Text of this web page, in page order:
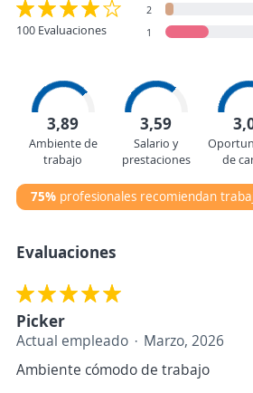
100 Evaluaciones
2
1
3,89
Ambiente de
trabajo
3,59
Salario y
prestaciones
de
75% profesionales recomiendan
Evaluaciones
Picker
Actual empleado
Marzo, 2026
Ambiente cómodo de trabajo